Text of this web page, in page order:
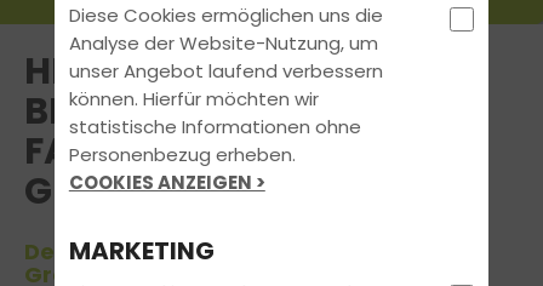
HERZLICH WILLKOMMEN
BEI TRAFFIC! - DIE
FAHRSCHULE GMBH IN
GRONAU-EPE
Deinem Partner in Sachen Führerschein
Gronau-Epe
Diese Cookies ermöglichen uns die
Analyse der Website-Nutzung, um
unser Angebot laufend verbessern
können. Hierfür möchten wir
statistische Informationen ohne
Personenbezug erheben.
COOKIES ANZEIGEN >
MARKETING